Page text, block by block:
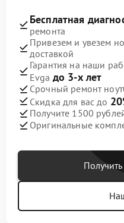
Бесплатная
ремонта
Привезем и увезем
доставкой
Гарантия на наши
Evga до 3-х лет
Срочный ремонт
Скидка для вас до
Получите 1500
Оригинальные